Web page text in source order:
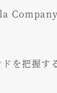
を把握す